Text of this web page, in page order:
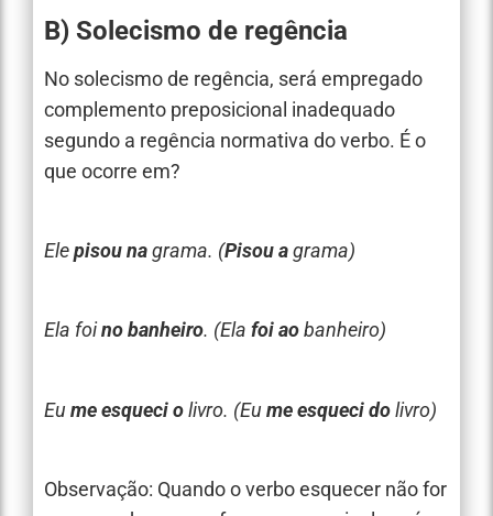
B) Solecismo de regência
No solecismo de regência, será empregado
complemento preposicional inadequado
segundo a regência normativa do verbo. É o
que ocorre em?
Elepisou nagrama. (Pisou agrama)
Ela foino banheiro. (Ela foi aobanheiro)
Eu me esqueci olivro. (Eu me esqueci dolivro)
Observação: Quando o verbo esquecer não for